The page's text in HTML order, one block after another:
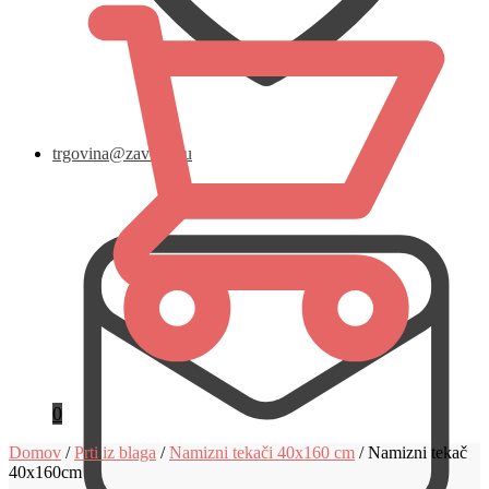
trgovina@zavese.eu
0
Domov /Prti iz blaga /Namizni tekači 40x160 cm /Namizni tekač
40x160cm